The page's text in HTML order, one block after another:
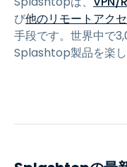
び他のリモートアク
手段です。世界中で
Splashtop製品を楽し